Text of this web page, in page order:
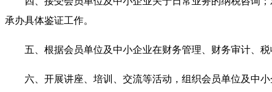
承办具体鉴证工作。
五、根据会员单位及中小企业在财务管理、财务审计、
六、开展讲座、培训、交流等活动，组织会员单位及中